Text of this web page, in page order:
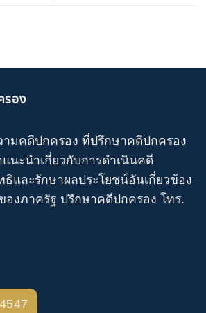
รอง
มคดีปกครอง ที่ปรึกษาคดีปกครอง
นะนำเกี่ยวกับการดำเนินคดี
ธิและรักษาผลประโยชน์อันเกี่ยวข้อง
องภาครัฐ ปรึกษาคดีปกครอง โทร.